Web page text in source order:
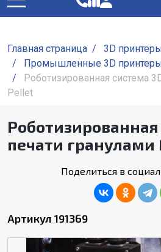
Главная страница /
3D
/
Промышленные 3D
/
Роботизированная система
Pellet
печати гранулами
Поделиться в
Артикул 191369